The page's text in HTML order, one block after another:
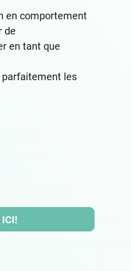
en comportement
de
en tant que
parfaitement les